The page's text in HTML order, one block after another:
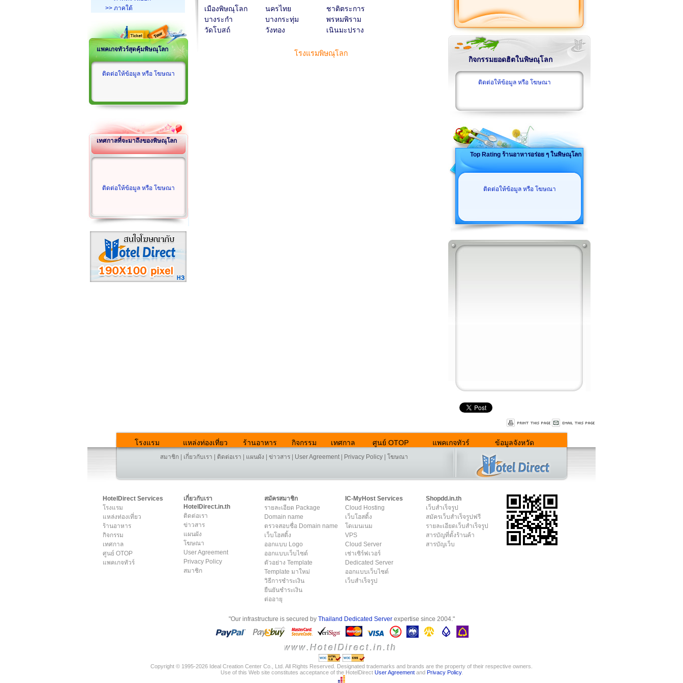
>> ภาคใต้
แพคเกจทัวร์สุดคุ้มพิษณุโลก
ติดต่อให้ข้อมูล หรือ โฆษณา
เทศกาลที่จะมาถึงของพิษณุโลก
ติดต่อให้ข้อมูล หรือ โฆษณา
เมืองพิษณุโลก นครไทย
ชาติตระการ
บางระกำ
บางกระทุ่ม
พรหมพิราม
วัดโบสถ์
วังทอง เนินมะปราง
โรงแรมพิษณุโลก
กิจกรรมยอดฮิตในพิษณุโลก
ติดต่อให้ข้อมูล หรือ โฆษณา
Top Rating ร้านอาหารอร่อย ๆ ในพิษณุโลก
ติดต่อให้ข้อมูล หรือ โฆษณา
โรงแรม แหล่งท่องเที่ยว ร้านอาหาร กิจกรรม เทศกาล ศูนย์ OTOP แพคเกจทัวร์ ข้อมูลจังหวัด
สมาชิก เกี่ยวกับเรา ติดต่อเรา แผนผัง ข่าวสาร User Agreement| Privacy Policy โฆษณา
HotelDirect Services
โรงแรม
แหล่งท่องเที่ยว
ร้านอาหาร
กิจกรรม
เทศกาล
ศูนย์ OTOP
แพคเกจทัวร์
เกี่ยวกับเรา
HotelDirect.in.th
ติดต่อเรา
ข่าวสาร
แผนผัง
โฆษณา
User Agreement
Privacy Policy
สมาชิก
สมัครสมาชิก
รายละเอียด Package
Domain name
ตรวจสอบชื่อ Domain name
เว็บโฮสติ้ง
ออกแบบ Logo
ออกแบบเว็บไซต์
ตัวอย่าง Template
Template มาใหม่
วิธีการชำระเงิน
ยืนยันชำระเงิน
ต่ออายุ
IC-MyHost Services
Cloud Hosting
เว็บโฮสติ้ง
โดเมนเนม
VPS
Cloud Server
เช่าเซิร์ฟเวอร์
Dedicated Server
ออกแบบเว็บไซต์
เว็บสำเร็จรูป
Shopdd.in.th
เว็บสำเร็จรูป
สมัครเว็บสำเร็จรูปฟรี
รายละเอียดเว็บสำเร็จรูป
สารบัญที่ตั้งร้านค้า
สารบัญเว็บ
"Our infrastructure is secured by Thailand Dedicated Serverexpertise since 2004."
Copyright © 1995-2026 Ideal Creation Center Co., Ltd. All Rights Reserved. Designated trademarks and brands are the property of their respective owners.
Use of this Web site constitutes acceptance of the HotelDirect User Agreementand Privacy Policy.